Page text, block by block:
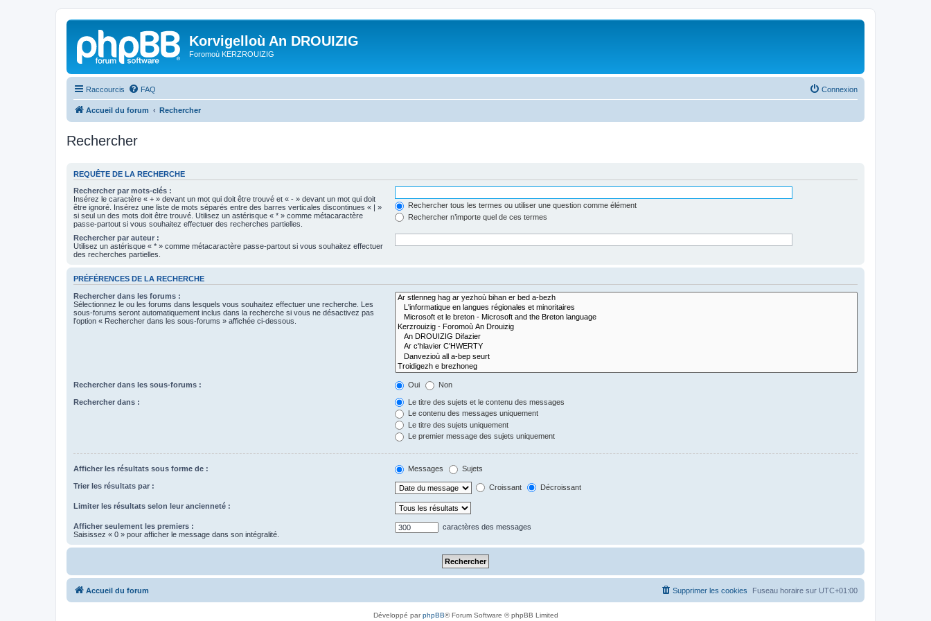
Korvigelloù An DROUIZIG
Foromoù KERZROUIZIG
Raccourcis FAQ Connexion
Accueil du forum Rechercher
Rechercher
REQUÊTE DE LA RECHERCHE
Rechercher par mots-clés :
Insérez le caractère « + » devant un mot qui doit être trouvé et « - » devant un mot qui doit
être ignoré. Insérez une liste de mots séparés entre des barres verticales discontinues « | »
si seul un des mots doit être trouvé. Utilisez un astérisque « * » comme métacaractère
passe-partout si vous souhaitez effectuer des recherches partielles.
Rechercher tous les termes ou utiliser une question comme élément
Rechercher n’importe quel de ces termes
Rechercher par auteur :
Utilisez un astérisque « * » comme métacaractère passe-partout si vous souhaitez effectuer
des recherches partielles.
PRÉFÉRENCES DE LA RECHERCHE
Rechercher dans les forums :
Sélectionnez le ou les forums dans lesquels vous souhaitez effectuer une recherche. Les
sous-forums seront automatiquement inclus dans la recherche si vous ne désactivez pas
l’option « Rechercher dans les sous-forums » affichée ci-dessous.
Rechercher dans les sous-forums : Oui Non
Rechercher dans :
Le titre des sujets et le contenu des messages
Le contenu des messages uniquement
Le titre des sujets uniquement
Le premier message des sujets uniquement
Afficher les résultats sous forme de : Messages Sujets
Trier les résultats par : Croissant Décroissant
Limiter les résultats selon leur ancienneté :
Afficher seulement les premiers :
Saisissez « 0 » pour afficher le message dans son intégralité.
caractères des messages
Accueil du forum Fuseau horaire sur UTC+01:00
Supprimer les cookies
Développé parphpBB® Forum Software © phpBB Limited